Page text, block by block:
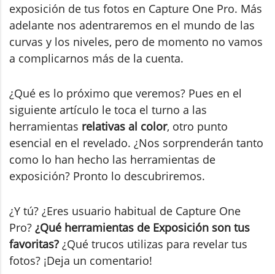
exposición de tus fotos en Capture One Pro. Más
adelante nos adentraremos en el mundo de las
curvas y los niveles, pero de momento no vamos
a complicarnos más de la cuenta.
¿Qué es lo próximo que veremos? Pues en el
siguiente artículo le toca el turno a las
herramientas relativas al color, otro punto
esencial en el revelado. ¿Nos sorprenderán tanto
como lo han hecho las herramientas de
exposición? Pronto lo descubriremos.
¿Y tú? ¿Eres usuario habitual de Capture One
Pro? ¿Qué herramientas de Exposición son tus
favoritas? ¿Qué trucos utilizas para revelar tus
fotos? ¡Deja un comentario!